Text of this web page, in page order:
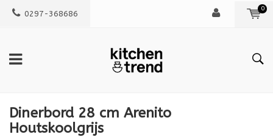
0297-368686
0
Dinerbord 28 cm Arenito
Houtskoolgrijs